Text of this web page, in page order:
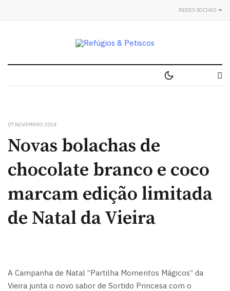
REDES SOCIAIS
07 NOVEMBRO 2024
Novas bolachas de
chocolate branco e coco
marcam edição limitada
de Natal da Vieira
A Campanha de Natal “Partilha Momentos Mágicos” da
Vieira junta o novo sabor de Sortido Princesa com o